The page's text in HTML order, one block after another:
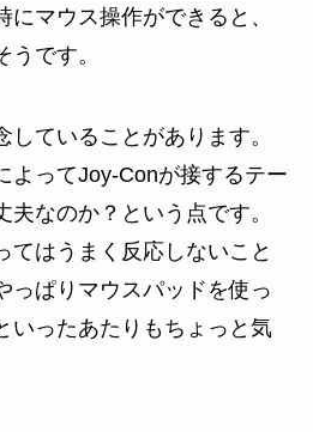
マウス操作ができると、
です。
ていることがあります。
よってJoy-Conが接するテー
なのか？という点です。
てはうまく反応しないこと
っぱりマウスパッドを使っ
いったあたりもちょっと気